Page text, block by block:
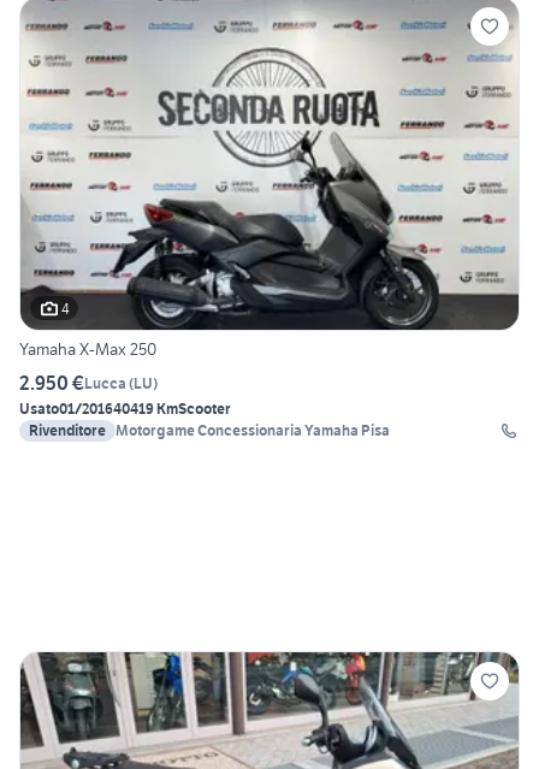
4
Yamaha X-Max 250
2.950 €Lucca (LU)
Usato01/201640419 KmScooter
Rivenditore Motorgame Concessionaria Yamaha Pisa